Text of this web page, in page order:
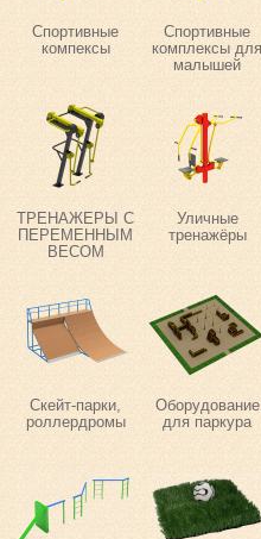
Спортивные
компексы
Спортивные
комплексы для
малышей
ТРЕНАЖЕРЫ С
ПЕРЕМЕННЫМ
ВЕСОМ
Уличные
тренажёры
Скейт-парки,
роллердромы
Оборудование
для паркура